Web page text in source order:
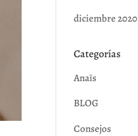
diciembre 2020
Categorías
Anaïs
BLOG
Consejos